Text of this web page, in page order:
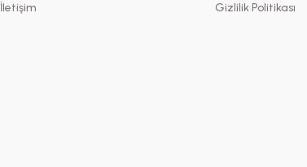
İletişim
Gizlilik Politikası